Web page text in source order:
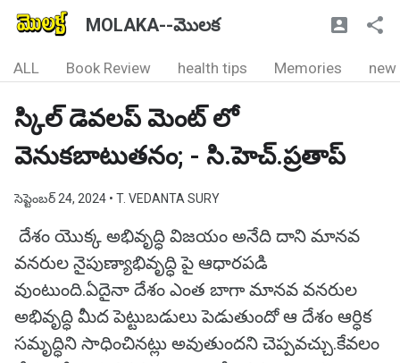
MOLAKA--మొలక
ALL Book Review health tips Memories new
స్కిల్ డెవలప్ మెంట్ లో
వెనుకబాటుతనం; - సి.హెచ్.ప్రతాప్
సెప్టెంబర్ 24, 2024 • T. VEDANTA SURY
దేశం యొక్క అభివృద్ధి విజయం అనేది దాని మానవ
వనరుల నైపుణ్యాభివృద్ధి పై ఆధారపడి
వుంటుంది.ఏదైనా దేశం ఎంత బాగా మానవ వనరుల
అభివృద్ధి మీద పెట్టుబడులు పెడుతుందో ఆ దేశం ఆర్ధిక
సమృద్ధిని సాధించినట్లు అవుతుందని చెప్పవచ్చు.కేవలం